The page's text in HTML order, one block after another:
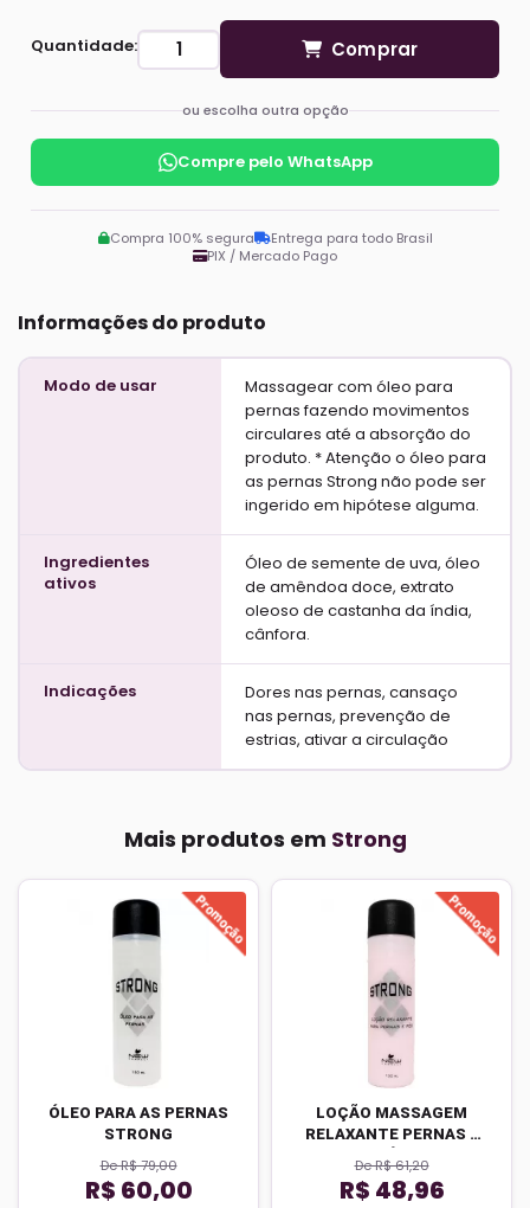
Quantidade: Comprar
ou escolha outra opção
Compre pelo WhatsApp
Compra 100% segura
Entrega para todo Brasil
PIX / Mercado Pago
Informações do produto
Modo de usar
Massagear com óleo para
pernas fazendo movimentos
circulares até a absorção do
produto. * Atenção o óleo para
as pernas Strong não pode ser
ingerido em hipótese alguma.
Ingredientes
ativos
Óleo de semente de uva, óleo
de amêndoa doce, extrato
oleoso de castanha da índia,
cânfora.
Indicações
Dores nas pernas, cansaço
nas pernas, prevenção de
estrias, ativar a circulação
Mais produtos em Strong
ÓLEO PARA AS PERNAS
STRONG
De R$ 79,00
R$ 60,00
LOÇÃO MASSAGEM
RELAXANTE PERNAS E
PÉS
De R$ 61,20
R$ 48,96